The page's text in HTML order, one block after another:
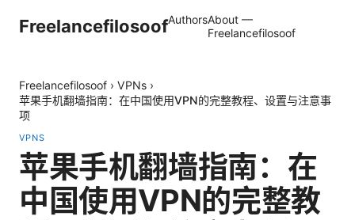
FreelancefilosoofAuthorsAbout —
Freelancefilosoof
Freelancefilosoof › VPNs ›
苹果手机翻墙指南：在中国使用VPN的完整教程、设置与注意事
项
VPNS
苹果手机翻墙指南：在
中国使用VPN的完整教